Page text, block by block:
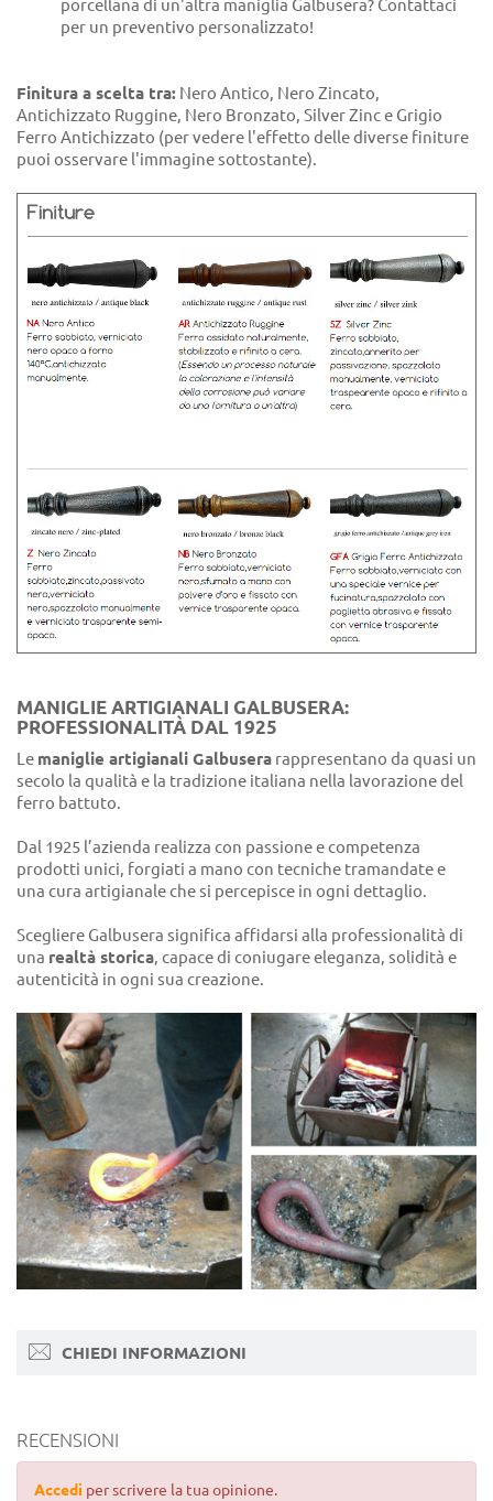
porcellana di un'altra maniglia Galbusera? Contattaci
per un preventivo personalizzato!
Finitura a scelta tra: Nero Antico, Nero Zincato,
Antichizzato Ruggine, Nero Bronzato, Silver Zinc e Grigio
Ferro Antichizzato (per vedere l'effetto delle diverse finiture
puoi osservare l'immagine sottostante).
MANIGLIE ARTIGIANALI GALBUSERA:
PROFESSIONALITÀ DAL 1925
Le maniglie artigianali Galbusera rappresentano da quasi un
secolo la qualità e la tradizione italiana nella lavorazione del
ferro battuto.
Dal 1925 l’azienda realizza con passione e competenza
prodotti unici, forgiati a mano con tecniche tramandate e
una cura artigianale che si percepisce in ogni dettaglio.
Scegliere Galbusera significa affidarsi alla professionalità di
una realtà storica, capace di coniugare eleganza, solidità e
autenticità in ogni sua creazione.
CHIEDI INFORMAZIONI
RECENSIONI
Accedi per scrivere la tua opinione.